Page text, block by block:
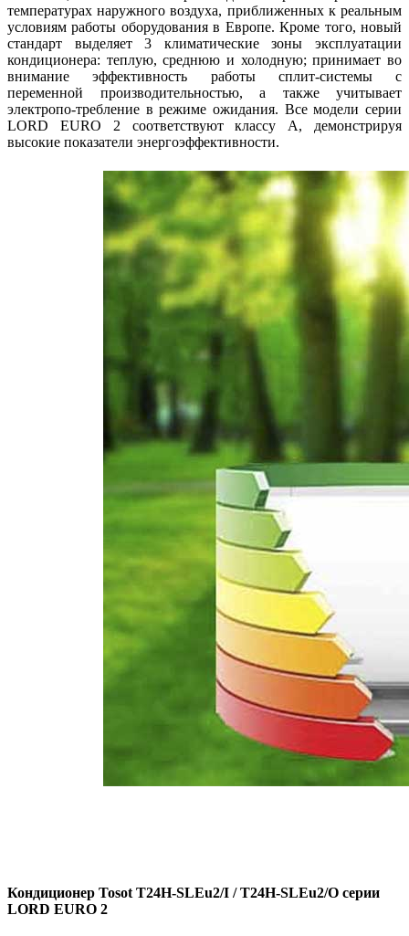
температурах наружного воздуха, приближенных к реальным
условиям работы оборудования в Европе. Кроме того, новый
стандарт выделяет 3 климатические зоны эксплуатации
кондиционера: теплую, среднюю и холодную; принимает во
внимание эффективность работы сплит-системы с
переменной производительностью, а также учитывает
электропо-требление в режиме ожидания. Все модели серии
LORD EURO 2 соответствуют классу А, демонстрируя
высокие показатели энергоэффективности.
Кондиционер Tosot T24H-SLEu2/I / T24H-SLEu2/O серии
LORD EURO 2